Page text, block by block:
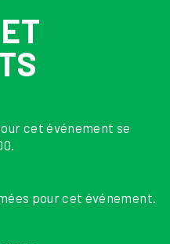
cet événement se
pour cet événement.